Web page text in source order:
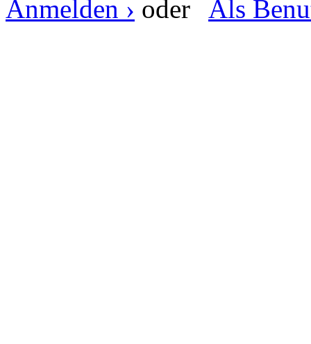
Anmelden › oder Als